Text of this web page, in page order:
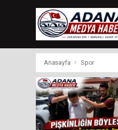
Anasayfa Spor